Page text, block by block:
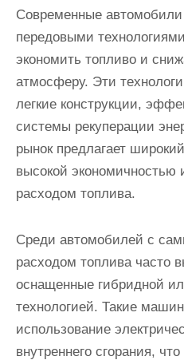
Современные
передовыми
экономить топливо и
атмосферу. Эти
легкие конструкции,
системы рекуперации
рынок предлагает
высокой
расходом топлива.
Среди автомобилей с
расходом топлива часто
оснащенные гибридной
технологией. Такие
использование
внутреннего сгорания,